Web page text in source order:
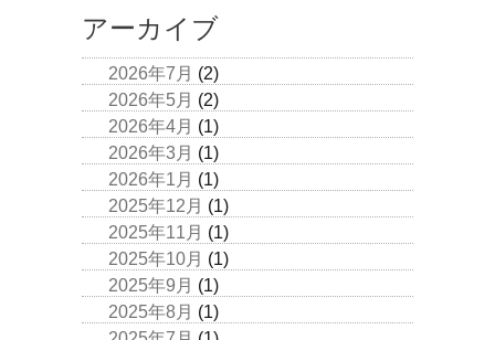
アーカイブ
2026年7月 (2)
2026年5月 (2)
2026年4月 (1)
2026年3月 (1)
2026年1月 (1)
2025年12月 (1)
2025年11月 (1)
2025年10月 (1)
2025年9月 (1)
2025年8月 (1)